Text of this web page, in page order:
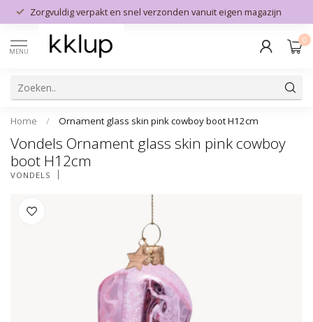
Zorgvuldig verpakt en snel verzonden vanuit eigen magazijn
MENU
0
Home / Ornament glass skin pink cowboy boot H12cm
Vondels Ornament glass skin pink cowboy
boot H12cm
VONDELS